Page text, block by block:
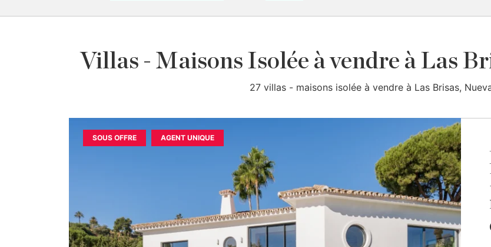
Villas - Maisons Isolée à vendre à Las
27 villas - maisons isolée à vendre à Las Brisas,
SOUS OFFRE AGENT UNIQUE